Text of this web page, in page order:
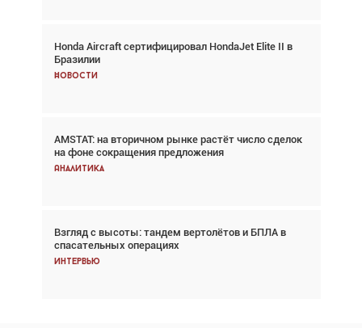
Honda Aircraft сертифицировал HondaJet Elite II в
Бразилии
Новости
AMSTAT: на вторичном рынке растёт число сделок
на фоне сокращения предложения
Аналитика
Взгляд с высоты: тандем вертолётов и БПЛА в
спасательных операциях
Интервью
Авиационный фотограф Дэйв Кох: «Фотография
говорит сама за себя... а ИИ всё портит»
Новости
Проблемы с цепочками поставок сохраняются
Аналитика
Частный самолёт – это актив. Подходите к
покупке соответствующим образом
Интервью